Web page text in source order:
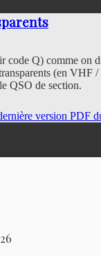
code Q) comme on
(en
QSO de section.
version PDF